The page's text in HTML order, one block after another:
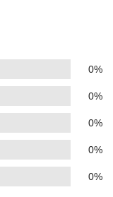
0%
0%
0%
0%
0%